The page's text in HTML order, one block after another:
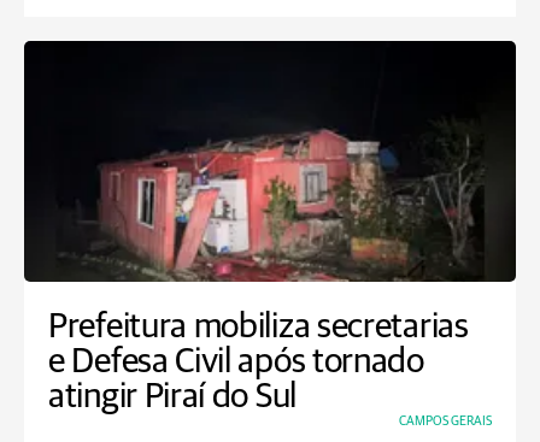
Prefeitura mobiliza secretarias
e Defesa Civil após tornado
atingir Piraí do Sul
CAMPOS GERAIS